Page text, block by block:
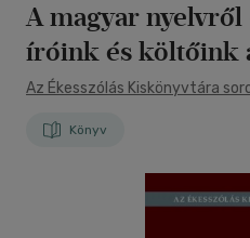
A magyar nyelvről
íróink és költőink
Az Ékesszólás Kiskönyvtára
Könyv